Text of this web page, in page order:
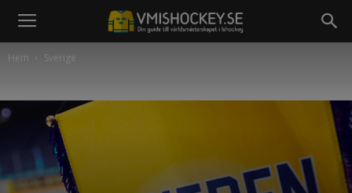
Hem Sverige